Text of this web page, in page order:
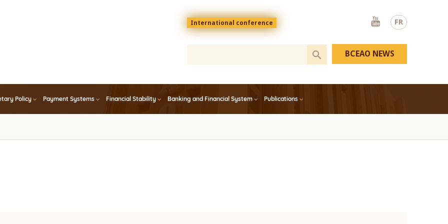
FR
Menu
top
En
International conference
Youtube
Policy Payment Systems Financial Stability Banking and Financial System Publications
BCEAO NEWS